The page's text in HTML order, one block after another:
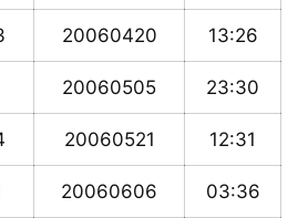
20060420 13:26
20060505 23:30
20060521 12:31
20060606 03:36